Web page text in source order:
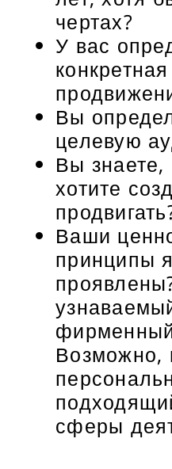
чертах?
У вас
Вы
целевую
Вы знаете,
хотите
Ваши
принципы
Возможно,
сферы